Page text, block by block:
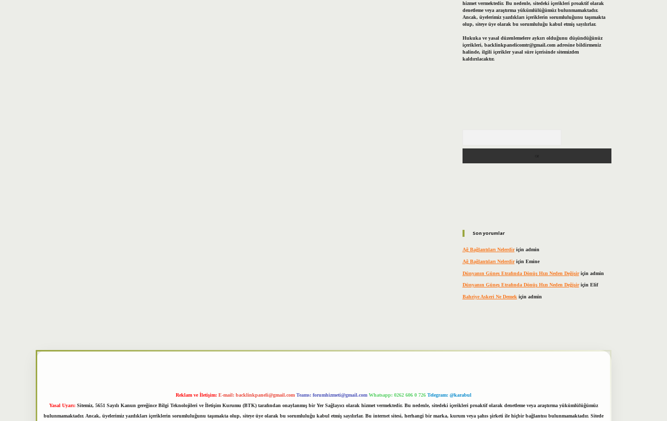
hizmet vermektedir. Bu nedenle, sitedeki içerikleri proaktif olarak
denetleme veya araştırma yükümlülüğümüz bulunmamaktadır.
Ancak, üyelerimiz yazdıkları içeriklerin sorumluluğunu taşımakta
olup, siteye üye olarak bu sorumluluğu kabul etmiş sayılırlar.
Hukuka ve yasal düzenlemelere aykırı olduğunu düşündüğünüz
içerikleri, backlinkpanelicomtr@gmail.comadresine bildirmeniz
halinde, ilgili içerikler yasal süre içerisinde sitemizden
kaldırılacaktır.
Son yorumlar
Ağ Bağlantıları Nelerdiriçin admin
Ağ Bağlantıları Nelerdiriçin Emine
Dünyanın Güneş Etrafında Dönüş Hızı Neden Değişiriçin admin
Dünyanın Güneş Etrafında Dönüş Hızı Neden Değişiriçin Elif
Bahriye Askeri Ne Demek için admin
Reklam ve İletişim: E-mail: backlinkpaneli@gmail.com Teams: forumhizmeti@gmail.com Whatsapp: 0262 606 0 726 Telegram: @karabul
Yasal Uyarı: Sitemiz, 5651 Sayılı Kanun gereğince Bilgi Teknolojileri ve İletişim Kurumu (BTK) tarafından onaylanmış bir Yer Sağlayıcı olarak hizmet vermektedir. Bu nedenle, sitedeki içerikleri proaktif olarak denetleme veya araştırma yükümlülüğümüz
bulunmamaktadır. Ancak, üyelerimiz yazdıkları içeriklerin sorumluluğunu taşımakta olup, siteye üye olarak bu sorumluluğu kabul etmiş sayılırlar. Bu internet sitesi, herhangi bir marka, kurum veya şahıs şirketi ile hiçbir bağlantısı bulunmamaktadır. Sitede